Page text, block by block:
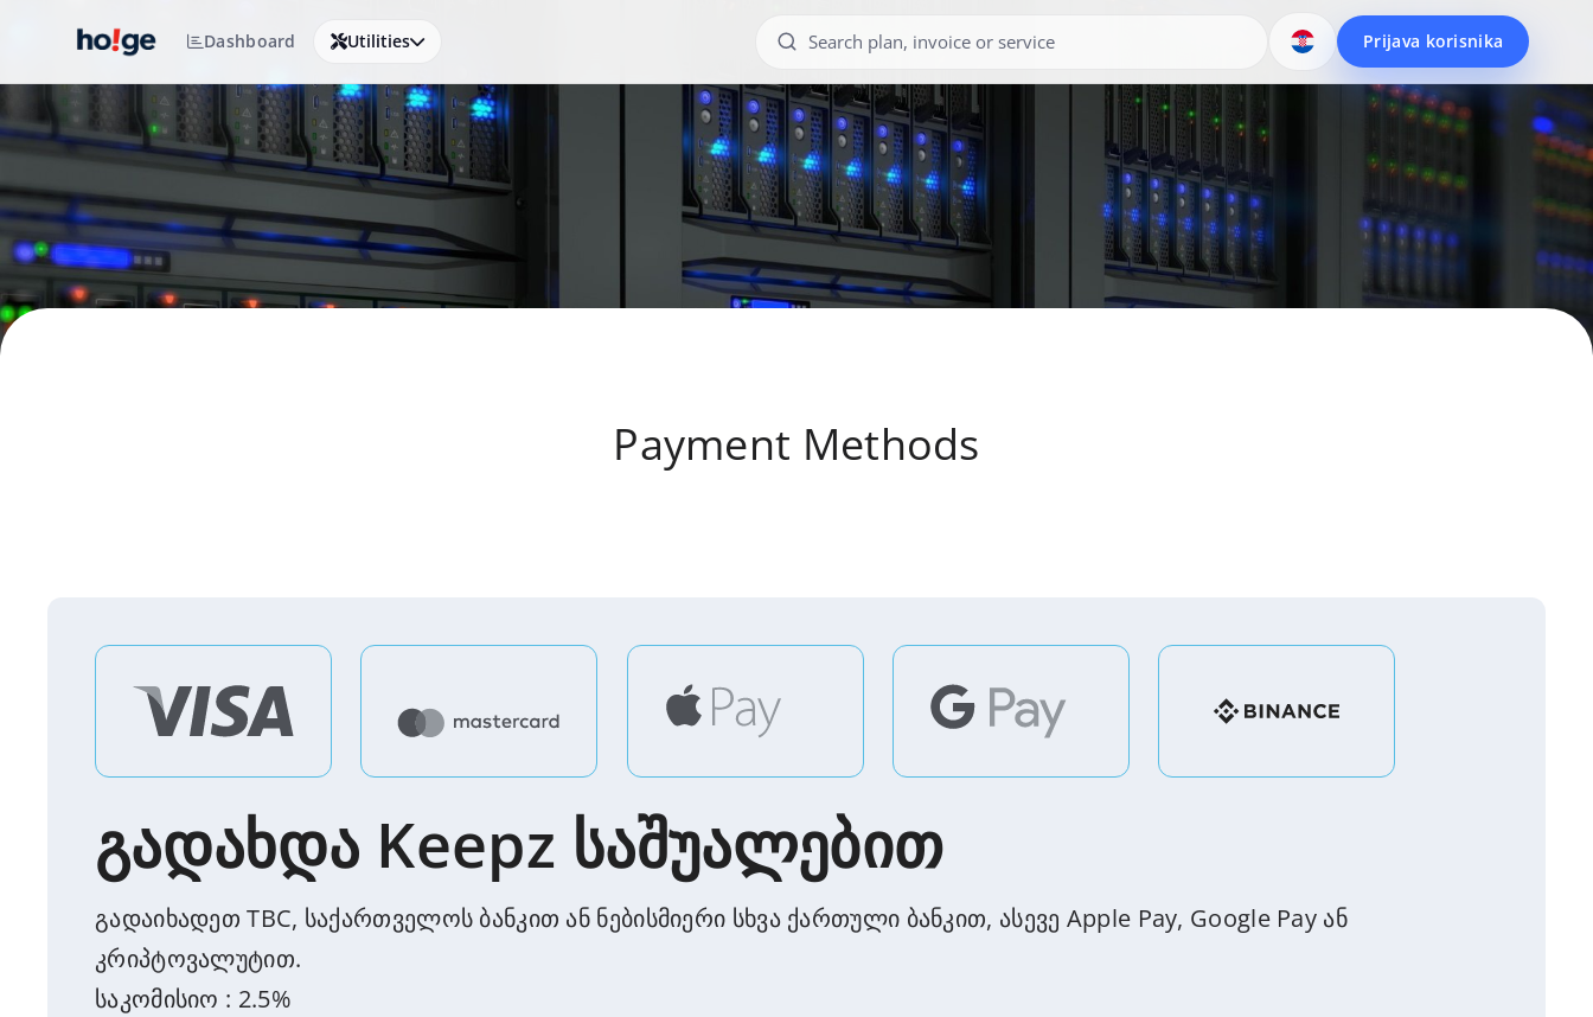
Dashboard Utilities Prijava korisnika
Payment Methods
გადახდა Keepz საშუალებით
გადაიხადეთ TBC, საქართველოს ბანკით ან ნებისმიერი სხვა ქართული ბანკით, ასევე Apple Pay, Google Pay ან
კრიპტოვალუტით.
საკომისიო : 2.5%